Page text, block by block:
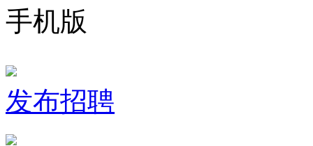
手机版
发布招聘